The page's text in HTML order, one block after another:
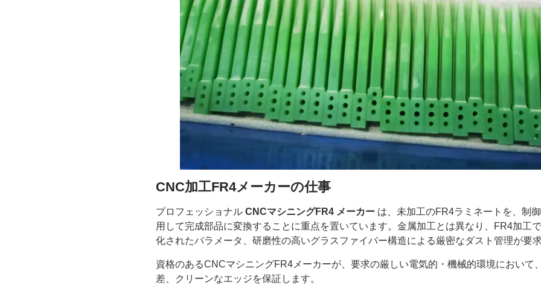
CNC加工FR4メーカーの仕事
プロフェッショナルCNCマシニングFR4 メーカー は、未加工のFR4ラミネートを、制
用して完成部品に変換することに重点を置いています。金属加工とは異なり、FR4加工
化されたパラメータ、研磨性の高いグラスファイバー構造による厳密なダスト管理が要
資格のあるCNCマシニングFR4メーカーが、要求の厳しい電気的・機械的環境において
差、クリーンなエッジを保証します。